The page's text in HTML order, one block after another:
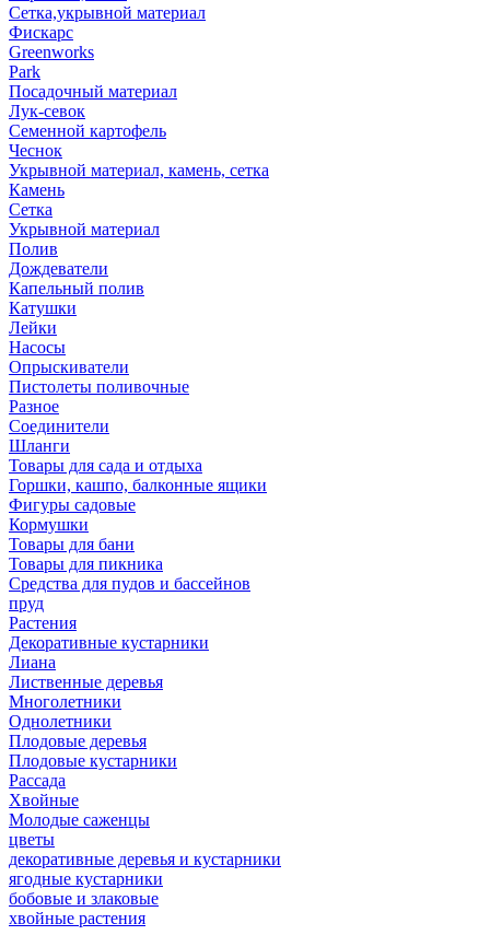
Сетка,укрывной материал
Фискарс
Greenworks
Park
Посадочный материал
Лук-севок
Семенной картофель
Чеснок
Укрывной материал, камень, сетка
Камень
Сетка
Укрывной материал
Полив
Дождеватели
Капельный полив
Катушки
Лейки
Насосы
Опрыскиватели
Пистолеты поливочные
Разное
Соединители
Шланги
Товары для сада и отдыха
Горшки, кашпо, балконные ящики
Фигуры садовые
Кормушки
Товары для бани
Товары для пикника
Средства для пудов и бассейнов
пруд
Растения
Декоративные кустарники
Лиана
Лиственные деревья
Многолетники
Однолетники
Плодовые деревья
Плодовые кустарники
Рассада
Хвойные
Молодые саженцы
цветы
декоративные деревья и кустарники
ягодные кустарники
бобовые и злаковые
хвойные растения